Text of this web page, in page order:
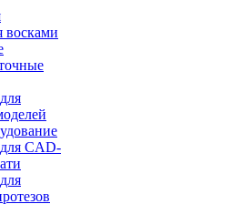
восками
CAD-